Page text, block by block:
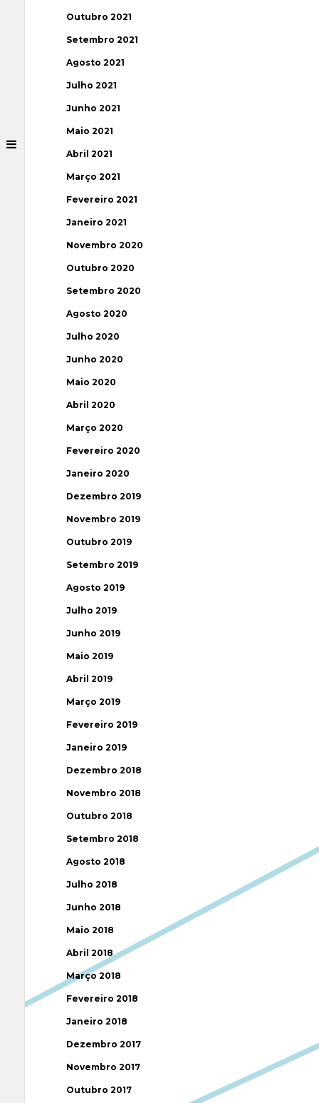
Outubro 2021
Setembro 2021
Agosto 2021
Julho 2021
Junho 2021
Maio 2021
Abril 2021
Março 2021
Fevereiro 2021
Janeiro 2021
Novembro 2020
Outubro 2020
Setembro 2020
Agosto 2020
Julho 2020
Junho 2020
Maio 2020
Abril 2020
Março 2020
Fevereiro 2020
Janeiro 2020
Dezembro 2019
Novembro 2019
Outubro 2019
Setembro 2019
Agosto 2019
Julho 2019
Junho 2019
Maio 2019
Abril 2019
Março 2019
Fevereiro 2019
Janeiro 2019
Dezembro 2018
Novembro 2018
Outubro 2018
Setembro 2018
Agosto 2018
Julho 2018
Junho 2018
Maio 2018
Abril 2018
Março 2018
Fevereiro 2018
Janeiro 2018
Dezembro 2017
Novembro 2017
Outubro 2017